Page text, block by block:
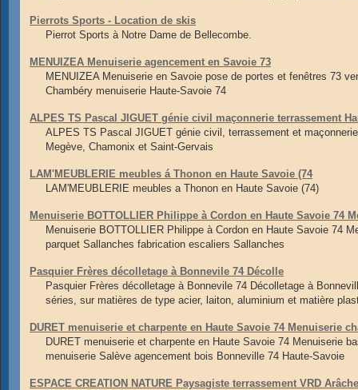
Pierrots Sports - Location de skis
Pierrot Sports à Notre Dame de Bellecombe.
MENUIZEA Menuiserie agencement en Savoie 73
MENUIZEA Menuiserie en Savoie pose de portes et fenêtres 73
Chambéry menuiserie Haute-Savoie 74
ALPES TS Pascal JIGUET génie civil maçonnerie terrassement
ALPES TS Pascal JIGUET génie civil, terrassement et
Megève, Chamonix et Saint-Gervais
LAM'MEUBLERIE meubles á Thonon en Haute Savoie (74
LAM'MEUBLERIE meubles a Thonon en Haute Savoie (74)
Menuiserie BOTTOLLIER Philippe à Cordon en Haute Savoie 74
Menuiserie BOTTOLLIER Philippe à Cordon en Haute Savoie 74
parquet Sallanches fabrication escaliers Sallanches
Pasquier Frères décolletage à Bonnevile 74 Décolle
Pasquier Frères décolletage à Bonnevile 74 Décolletage à
séries, sur matières de type acier, laiton, aluminium et matière
DURET menuiserie et charpente en Haute Savoie 74 Menuiserie
DURET menuiserie et charpente en Haute Savoie 74 Menuiserie
menuiserie Salève agencement bois Bonneville 74 Haute-Savoie
ESPACE CREATION NATURE Paysagiste terrassement VRD